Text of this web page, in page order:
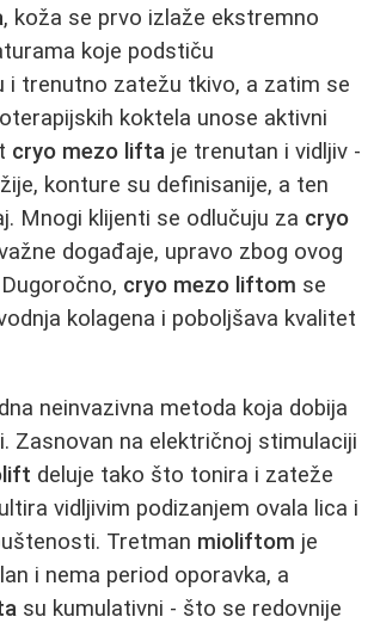
, koža se prvo izlaže ekstremno
koje podstiču
i trenutno zatežu tkivo, a zatim se
koktela unose aktivni
cryo mezo lifta je trenutan i vidljiv -
konture su definisanije, a ten
Mnogi klijenti se odlučuju za cryo
događaje, upravo zbog ovog
cryo mezo liftom se
kolagena i poboljšava kvalitet
neinvazivna metoda koja dobija
Zasnovan na električnoj stimulaciji
deluje tako što tonira i zateže
vidljivim podizanjem ovala lica i
Tretman mioliftom je
i nema period oporavka, a
su kumulativni - što se redovnije